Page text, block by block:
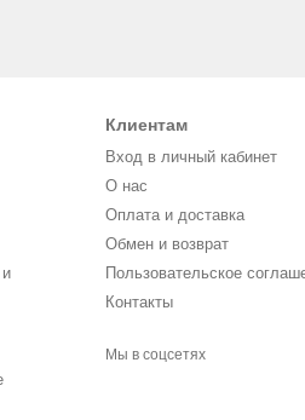
Клиентам
Вход в личный кабинет
О нас
Оплата и доставка
Обмен и возврат
Пользовательское
Контакты
Мы в соцсетях